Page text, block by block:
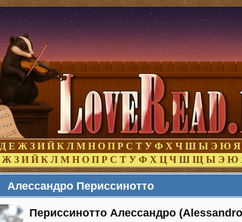
Д Е Ж З И Й К Л М Н О П Р С Т У Ф Х Ч Ш Ы Э Ю Я
Ж З И Й К Л М Н О П Р С Т У Ф Х Ц Ч Ш Щ Ы Э Ю
Алессандро Периссинотто
Периссинотто Алессандро